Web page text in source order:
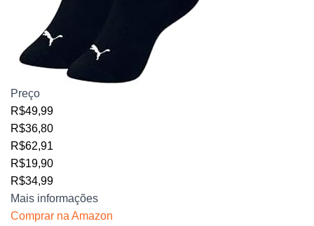
Preço
R$49,99
R$36,80
R$62,91
R$19,90
R$34,99
Mais informações
Comprar na Amazon